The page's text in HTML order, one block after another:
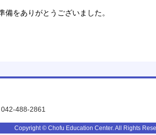
をありがとうございました。
488-2861
Copyright © Chofu Education Center. All Rights